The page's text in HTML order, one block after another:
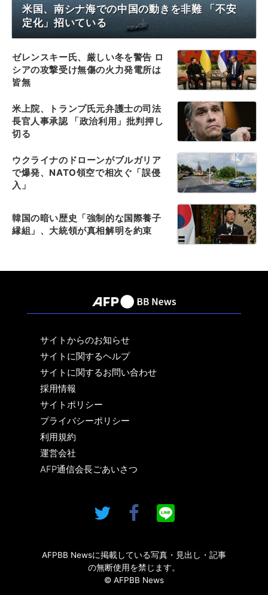
米国、南シナ海での中国の動きを非難 「不安
定化」招いている
ゼレンスキー氏、厳しい冬を警告 ロ
シアの攻撃受け無傷の火力発電所は
皆無
米上院、トランプ氏元弁護士の司法
長官人事承認 「政治利用」批判押し
切る
ウクライナのドローンがブルガリア
で爆発、NATO領空で相次ぐ「誤侵
入」
韓国の暗い歴史「強制的な国際養子
縁組」、大統領が真相解明を約束
サイトからのお知らせ
サイトに関するヘルプ
サイトに関するお問い合わせ
採用情報
サイトポリシー
プライバシーポリシー
利用規約
運営会社
AFP通信会長ごあいさつ
AFPBB Newsに掲載している写真・見出し・記事
の無断使用を禁じます。
© AFPBB News